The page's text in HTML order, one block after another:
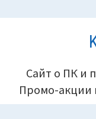
Сайт о ПК и
Промо-акции